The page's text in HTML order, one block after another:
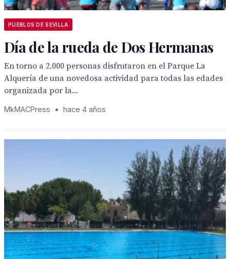
PUEBLOS DE SEVILLA
Día de la rueda de Dos Hermanas
En torno a 2.000 personas disfrutaron en el Parque La
Alquería de una novedosa actividad para todas las edades
organizada por la...
MkMACPress • hace 4 años